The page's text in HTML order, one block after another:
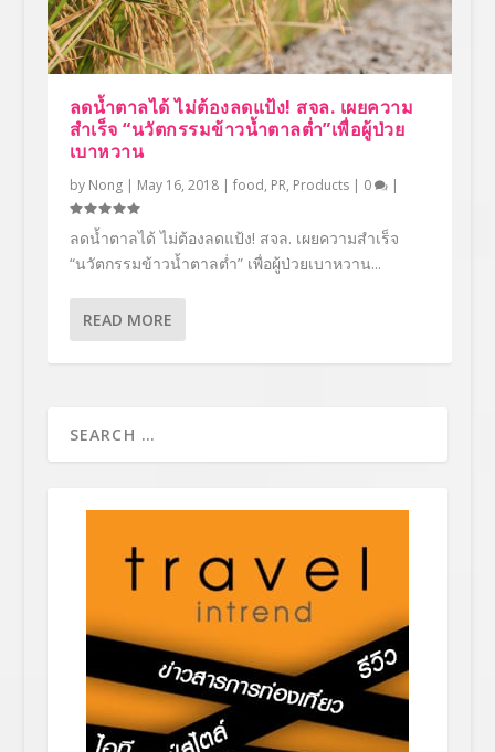
ลดน้ำตาลได้ ไม่ต้องลดแป้ง! สจล. เผยความ
สำเร็จ “นวัตกรรมข้าวน้ำตาลต่ำ”เพื่อผู้ป่วย
เบาหวาน
by Nong| May 16, 2018| food, PR, Products| 0 |
ลดน้ำตาลได้ ไม่ต้องลดแป้ง! สจล. เผยความสำเร็จ
“นวัตกรรมข้าวน้ำตาลต่ำ” เพื่อผู้ป่วยเบาหวาน...
READ MORE